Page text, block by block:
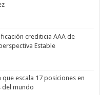
crediticia AAA de
Estable
escala 17 posiciones en
del mundo